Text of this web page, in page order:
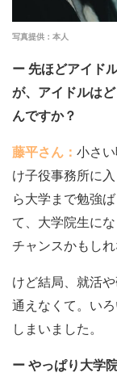
写真提供：本人
ー 先ほどアイド
が、アイドルは
んですか？
藤平さん： 小さ
け子役事務所に
ら大学まで勉強
て、大学院生に
チャンスかもし
けど結局、就活
通えなくて。い
しまいました。
ー やっぱり大学